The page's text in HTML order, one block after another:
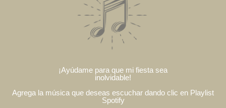
¡Ayúdame para que mi fiesta sea
inolvidable!
Agrega la música que deseas escuchar dando clic en Playlist
Spotify